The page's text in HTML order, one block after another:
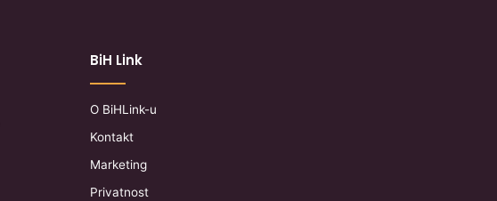
BiH Link
O BiHLink-u
Kontakt
Marketing
Privatnost